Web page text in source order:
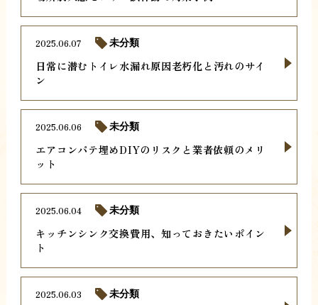
日常に潜むトイレ水漏れ原因老朽化と汚れのサイ
ン
2025.06.07 未分類
エアコンパテ埋めDIYのリスクと業者依頼のメリ
ット
2025.06.06 未分類
キッチンシンク交換費用、知っておきたいポイン
ト
2025.06.04 未分類
2025.06.03 未分類